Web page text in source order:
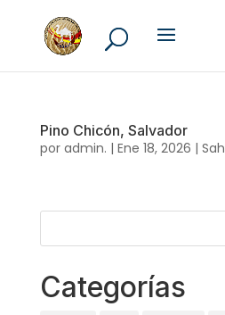
Pino Chicón, Salvador
por admin. | Ene 18, 2026 |
Categorías